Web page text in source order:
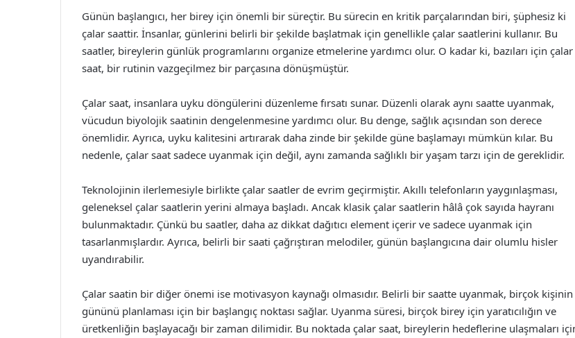
Günün başlangıcı, her birey için önemli bir süreçtir. Bu sürecin en kritik parçalarından biri, şüphesiz ki
çalar saattir. İnsanlar, günlerini belirli bir şekilde başlatmak için genellikle çalar saatlerini kullanır. Bu
saatler, bireylerin günlük programlarını organize etmelerine yardımcı olur. O kadar ki, bazıları için çalar
saat, bir rutinin vazgeçilmez bir parçasına dönüşmüştür.
Çalar saat, insanlara uyku döngülerini düzenleme fırsatı sunar. Düzenli olarak aynı saatte uyanmak,
vücudun biyolojik saatinin dengelenmesine yardımcı olur. Bu denge, sağlık açısından son derece
önemlidir. Ayrıca, uyku kalitesini artırarak daha zinde bir şekilde güne başlamayı mümkün kılar. Bu
nedenle, çalar saat sadece uyanmak için değil, aynı zamanda sağlıklı bir yaşam tarzı için de gereklidir.
Teknolojinin ilerlemesiyle birlikte çalar saatler de evrim geçirmiştir. Akıllı telefonların yaygınlaşması,
geleneksel çalar saatlerin yerini almaya başladı. Ancak klasik çalar saatlerin hâlâ çok sayıda hayranı
bulunmaktadır. Çünkü bu saatler, daha az dikkat dağıtıcı element içerir ve sadece uyanmak için
tasarlanmışlardır. Ayrıca, belirli bir saati çağrıştıran melodiler, günün başlangıcına dair olumlu hisler
uyandırabilir.
Çalar saatin bir diğer önemi ise motivasyon kaynağı olmasıdır. Belirli bir saatte uyanmak, birçok kişinin
gününü planlaması için bir başlangıç noktası sağlar. Uyanma süresi, birçok birey için yaratıcılığın ve
üretkenliğin başlayacağı bir zaman dilimidir. Bu noktada çalar saat, bireylerin hedeflerine ulaşmaları